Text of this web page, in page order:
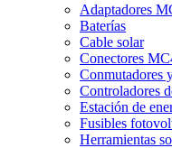
Adaptadores
Baterías
Cable solar
Conectores
Conmutadores
Controladores
Estación de
Fusibles
Herramientas